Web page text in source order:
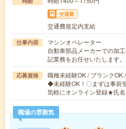
交通費
交通費規定内支給
仕事内容
マシンオペレーター
自動車部品メーカーでの加
記業務をお任せいたします
応募資格
職種未経験OK / ブランクOK
◆未経験OK！〇まずは事前
気軽にオンライン登録★氏
職場の雰囲気